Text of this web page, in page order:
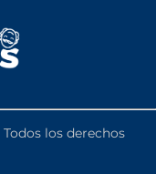
los derechos